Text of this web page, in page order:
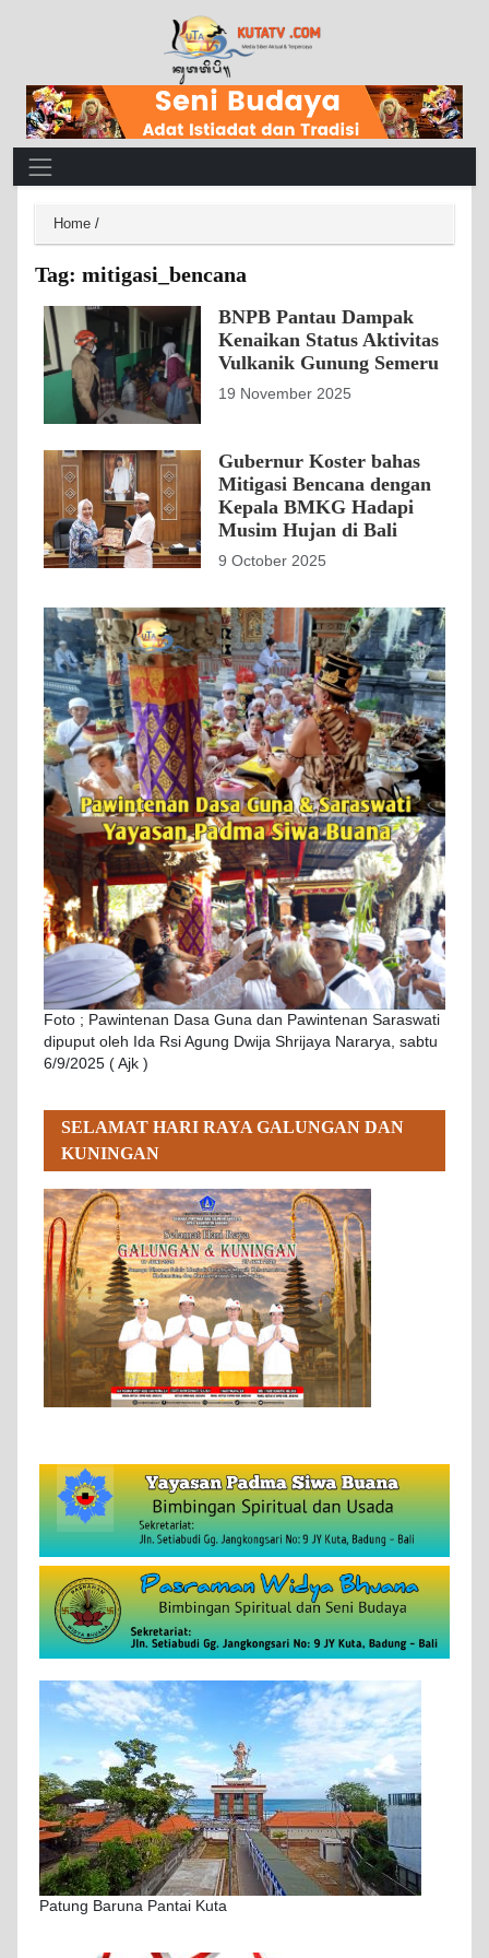
Main Navigation
Home /
Tag: mitigasi_bencana
BNPB Pantau Dampak
Kenaikan Status Aktivitas
Vulkanik Gunung Semeru
19 November 2025
Gubernur Koster bahas
Mitigasi Bencana dengan
Kepala BMKG Hadapi
Musim Hujan di Bali
9 October 2025
Foto ; Pawintenan Dasa Guna dan Pawintenan Saraswati
dipuput oleh Ida Rsi Agung Dwija Shrijaya Nararya, sabtu
6/9/2025 ( Ajk )
SELAMAT HARI RAYA GALUNGAN DAN
KUNINGAN
Patung Baruna Pantai Kuta